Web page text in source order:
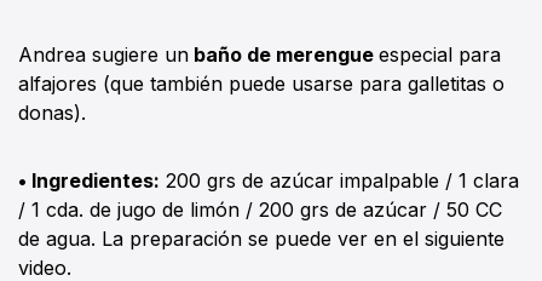
Andrea sugiere un baño de merengue especial para
alfajores (que también puede usarse para galletitas o
donas).
• Ingredientes: 200 grs de azúcar impalpable / 1 clara
/ 1 cda. de jugo de limón / 200 grs de azúcar / 50 CC
de agua. La preparación se puede ver en el siguiente
video.